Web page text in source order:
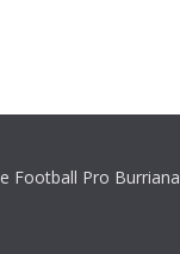
Football Pro Burriana